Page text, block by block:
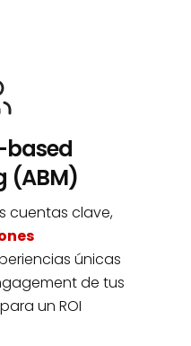
(ABM)
cuentas clave,
únicas
de tus
un ROI